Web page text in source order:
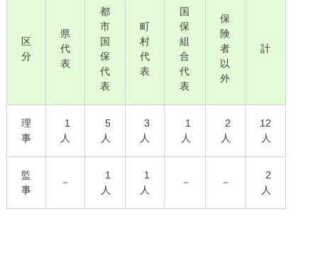
区
分
県
代
表
都
市
国
保
代
表
町
村
代
表
国
保
組
合
代
表
保
険
者
以
外
計
理
事
1
人
5
人
3
人
1
人
2
人
12
人
監
事
－
1
人
1
人
－ －
2
人